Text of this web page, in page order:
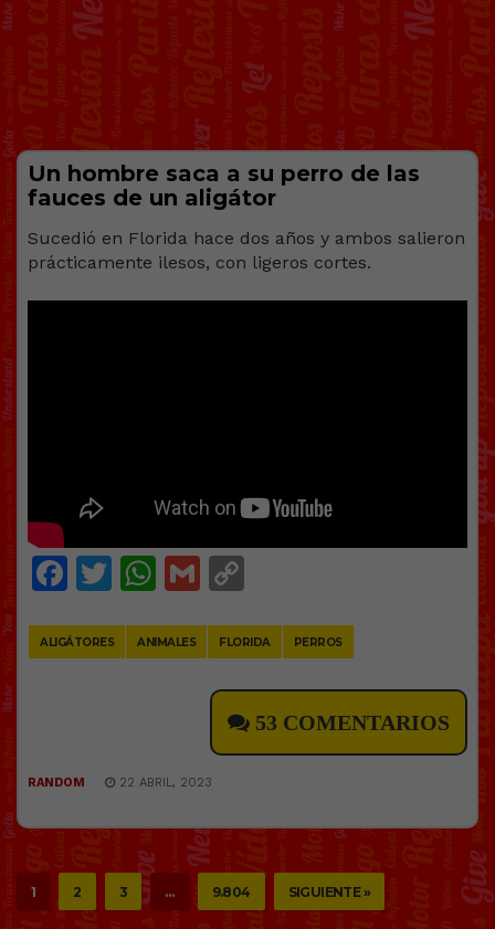
Un hombre saca a su perro de las
fauces de un aligátor
Sucedió en Florida hace dos años y ambos salieron
prácticamente ilesos, con ligeros cortes.
Facebook
Twitter
WhatsApp
Gmail
ALIGÁTORES ANIMALES FLORIDA PERROS
53 COMENTARIOS
RANDOM 22 ABRIL, 2023
1 2 3 … 9.804 SIGUIENTE »